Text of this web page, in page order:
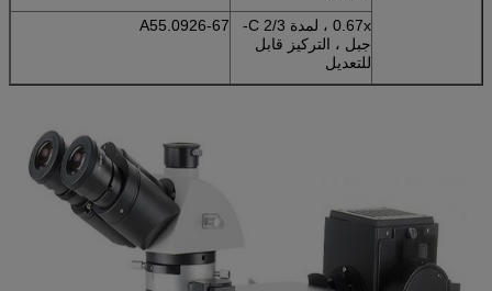
0.67x ، لمدة 2/3 C-
جبل ، التركيز قابل
للتعديل
A55.0926-67